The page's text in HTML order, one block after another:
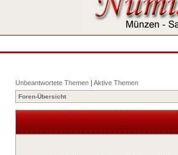
Unbeantwortete Themen | Aktive Themen
Foren-Übersicht